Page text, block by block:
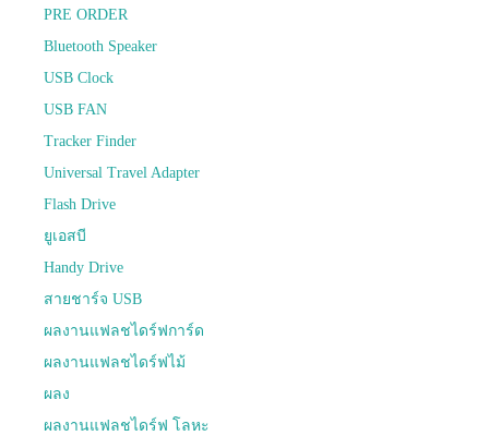
PRE ORDER
Bluetooth Speaker
USB Clock
USB FAN
Tracker Finder
Universal Travel Adapter
Flash Drive
ยูเอสบี
Handy Drive
สายชาร์จ USB
ผลงานแฟลชไดร์ฟการ์ด
ผลงานแฟลชไดร์ฟไม้
ผลง
ผลงานแฟลชไดร์ฟ โลหะ